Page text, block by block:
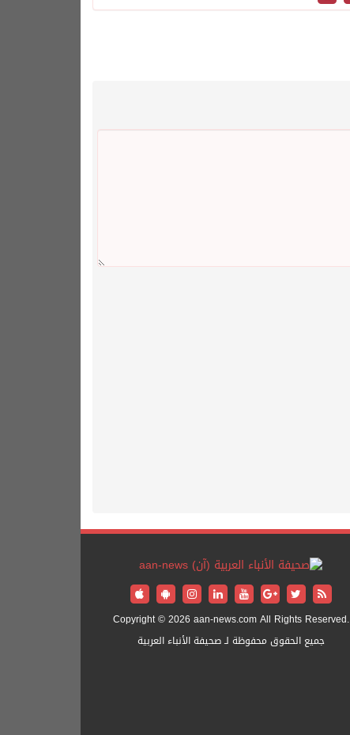
Copyright © 2026 aan-news.com All Rights Reserved.
جميع الحقوق محفوظة لـ صحيفة الأنباء العربية